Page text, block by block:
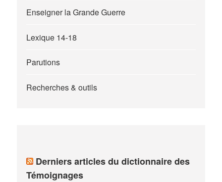
Enseigner la Grande Guerre
Lexique 14-18
Parutions
Recherches & outils
Derniers articles du dictionnaire des
Témoignages